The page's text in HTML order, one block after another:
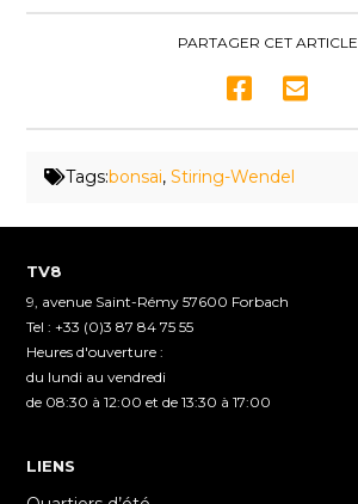
PARTAGER CET ARTICLE
Tags:bonsai,Stiring-Wendel
TV8
9, avenue Saint-Rémy 57600 Forbach
Tel : +33 (0)3 87 84 75 55
Heures d'ouverture :
du lundi au vendredi
de 08:30 à 12:00 et de 13:30 à 17:00
LIENS